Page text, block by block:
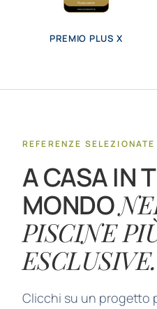
PREMIO PLUS X
REFERENZE SELEZIONATE
A CASA IN
MONDO
PISCINE
ESCLUSIVE.
Clicchi su un progetto